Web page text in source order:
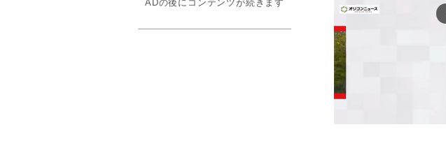
ADの後にコンテンツが続きます